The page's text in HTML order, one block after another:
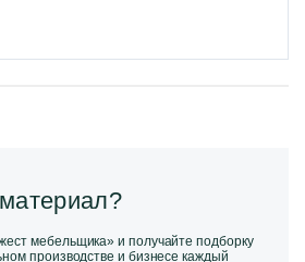
мебельщика» и получайте подборку
производстве и бизнесе каждый